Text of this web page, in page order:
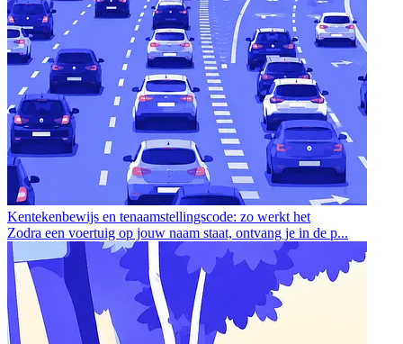
Kentekenbewijs en tenaamstellingscode: zo werkt het
Zodra een voertuig op jouw naam staat, ontvang je in de p...